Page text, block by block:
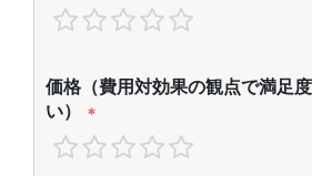
価格（費用対効果の観点で満足
い）
*